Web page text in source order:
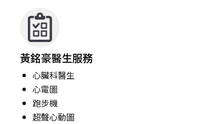
黃銘豪醫生服務
心臟科醫生
心電圖
跑步機
超聲心動圖